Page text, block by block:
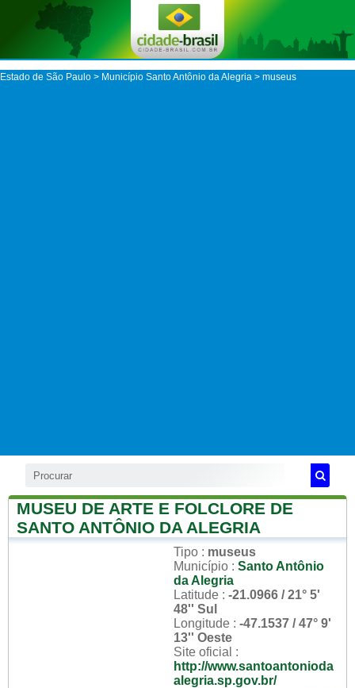
Estado de São Paulo > Município Santo Antônio da Alegria > museus
MUSEU DE ARTE E FOLCLORE DE
SANTO ANTÔNIO DA ALEGRIA
Tipo : museus
Município : Santo Antônio
da Alegria
Latitude : -21.0966 / 21° 5'
48'' Sul
Longitude : -47.1537 / 47° 9'
13'' Oeste
Site oficial :
http://www.santoantonioda
alegria.sp.gov.br/